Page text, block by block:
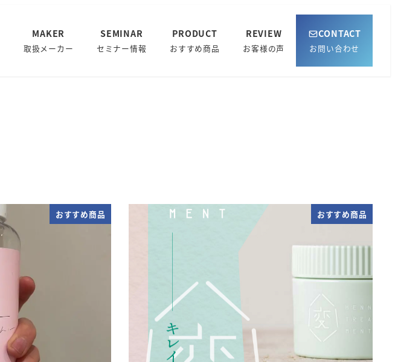
MAKER
取扱メーカー
SEMINAR
セミナー情報
PRODUCT
おすすめ商品
REVIEW
お客様の声
CONTACT
お問い合わせ
おすすめ商品 おすすめ商品